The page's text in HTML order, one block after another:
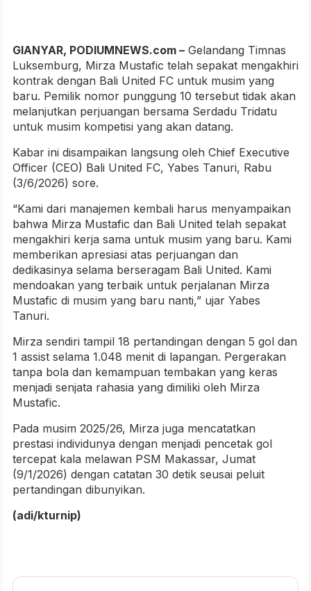
GIANYAR, PODIUMNEWS.com – Gelandang Timnas
Luksemburg, Mirza Mustafic telah sepakat mengakhiri
kontrak dengan Bali United FC untuk musim yang
baru. Pemilik nomor punggung 10 tersebut tidak akan
melanjutkan perjuangan bersama Serdadu Tridatu
untuk musim kompetisi yang akan datang.
Kabar ini disampaikan langsung oleh Chief Executive
Officer (CEO) Bali United FC, Yabes Tanuri, Rabu
(3/6/2026) sore.
“Kami dari manajemen kembali harus menyampaikan
bahwa Mirza Mustafic dan Bali United telah sepakat
mengakhiri kerja sama untuk musim yang baru. Kami
memberikan apresiasi atas perjuangan dan
dedikasinya selama berseragam Bali United. Kami
mendoakan yang terbaik untuk perjalanan Mirza
Mustafic di musim yang baru nanti,” ujar Yabes
Tanuri.
Mirza sendiri tampil 18 pertandingan dengan 5 gol dan
1 assist selama 1.048 menit di lapangan. Pergerakan
tanpa bola dan kemampuan tembakan yang keras
menjadi senjata rahasia yang dimiliki oleh Mirza
Mustafic.
Pada musim 2025/26, Mirza juga mencatatkan
prestasi individunya dengan menjadi pencetak gol
tercepat kala melawan PSM Makassar, Jumat
(9/1/2026) dengan catatan 30 detik seusai peluit
pertandingan dibunyikan.
(adi/kturnip)